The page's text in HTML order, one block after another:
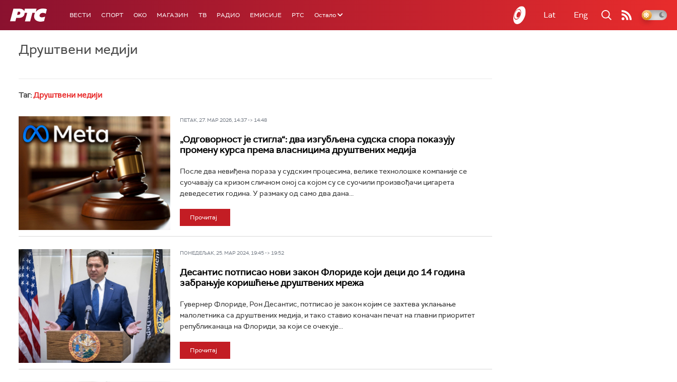
РТС ВЕСТИ СПОРТ OKO МАГАЗИН ТВ РАДИО ЕМИСИЈЕ РТС Остало Lat Eng
Друштвени медији
Таг:Друштвени медији
ПЕТАК, 27. МАР 2026, 14:37 -> 14:48
„Одговорност је стигла“: два изгубљена судска спора показују
промену курса према власницима друштвених медија
После два невиђена пораза у судским процесима, велике технолошке компаније се
суочавају са кризом сличном оној са којом су се суочили произвођачи цигарета
деведесетих година. У размаку од само два дана...
Прочитај
ПОНЕДЕЉАК, 25. МАР 2024, 19:45 -> 19:52
Десантис потписао нови закон Флориде који деци до 14 година
забрањује коришћење друштвених мрежа
Гувернер Флориде, Рон Десантис, потписао је закон којим се захтева уклањање
малолетника са друштвених медија, и тако ставио коначан печат на главни приоритет
републиканаца на Флориди, за који се очекује...
Прочитај